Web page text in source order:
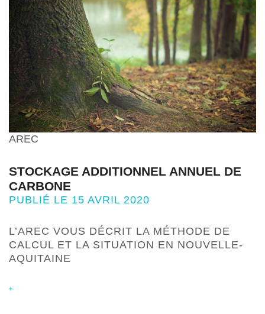
AREC
STOCKAGE ADDITIONNEL ANNUEL DE
CARBONE
PUBLIÉ LE 15 AVRIL 2020
L’AREC VOUS DÉCRIT LA MÉTHODE DE
CALCUL ET LA SITUATION EN NOUVELLE-
AQUITAINE
+